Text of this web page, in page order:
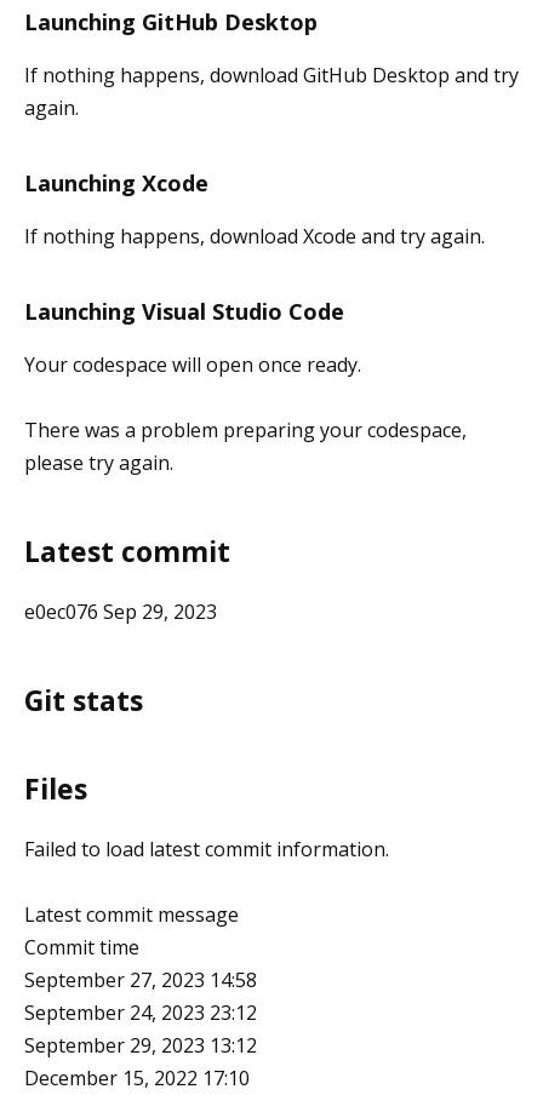
Launching GitHub Desktop
If nothing happens, download GitHub Desktop and try
again.
Launching Xcode
If nothing happens, download Xcode and try again.
Launching Visual Studio Code
Your codespace will open once ready.
There was a problem preparing your codespace,
please try again.
Latest commit
e0ec076 Sep 29, 2023
Git stats
Files
Failed to load latest commit information.
Latest commit message
Commit time
September 27, 2023 14:58
September 24, 2023 23:12
September 29, 2023 13:12
December 15, 2022 17:10